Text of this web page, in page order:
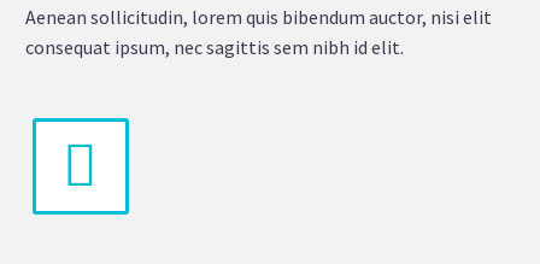
Aenean sollicitudin, lorem quis bibendum auctor, nisi elit
consequat ipsum, nec sagittis sem nibh id elit.

